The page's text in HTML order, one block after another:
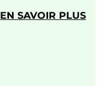
EN SAVOIR PLUS: